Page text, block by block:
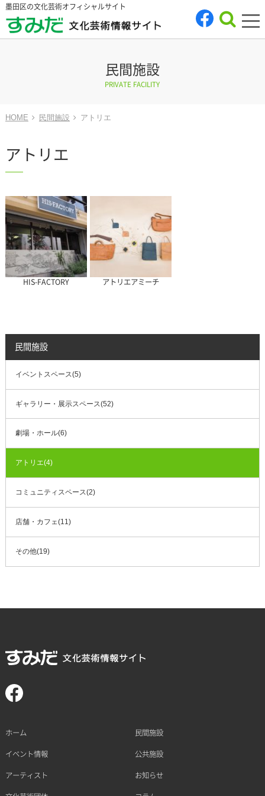
墨田区の文化芸術オフィシャルサイト
民間施設
PRIVATE FACILITY
HOME 民間施設 アトリエ
アトリエ
HIS-FACTORY アトリエアミーチ
民間施設
イベントスペース(5)
ギャラリー・展示スペース(52)
劇場・ホール(6)
アトリエ(4)
コミュニティスペース(2)
店舗・カフェ(11)
その他(19)
ホーム
イベント情報
アーティスト
民間施設
公共施設
お知らせ